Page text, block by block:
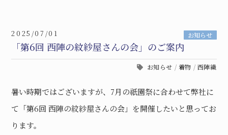
2025/07/01 お知らせ
「第6回 西陣の紋紗屋さんの会」のご案内
お知らせ / 着物 / 西陣織
暑い時期ではございますが、 7月の祇園祭に合わせて弊社に
て「第6回 西陣の紋紗屋さんの会」を開催したいと思ってお
ります。